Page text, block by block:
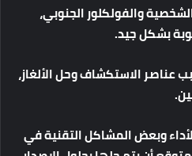
والفولكلورالجنوبي،
بشكلجيد.
عناصرالاستكشافوحلالألغاز،
.
وبعضالمشاكلالتقنيةفي